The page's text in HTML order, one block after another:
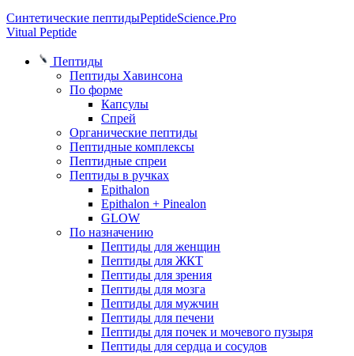
Синтетические пептидыPeptideScience.Pro
Vitual Peptide
Пептиды
Пептиды Хавинсона
По форме
Капсулы
Спрей
Органические пептиды
Пептидные комплексы
Пептидные спреи
Пептиды в ручках
Epithalon
Epithalon + Pinealon
GLOW
По назначению
Пептиды для женщин
Пептиды для ЖКТ
Пептиды для зрения
Пептиды для мозга
Пептиды для мужчин
Пептиды для печени
Пептиды для почек и мочевого пузыря
Пептиды для сердца и сосудов